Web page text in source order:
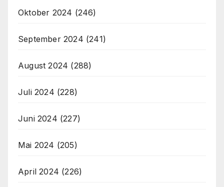
Oktober 2024 (246)
September 2024 (241)
August 2024 (288)
Juli 2024 (228)
Juni 2024 (227)
Mai 2024 (205)
April 2024 (226)